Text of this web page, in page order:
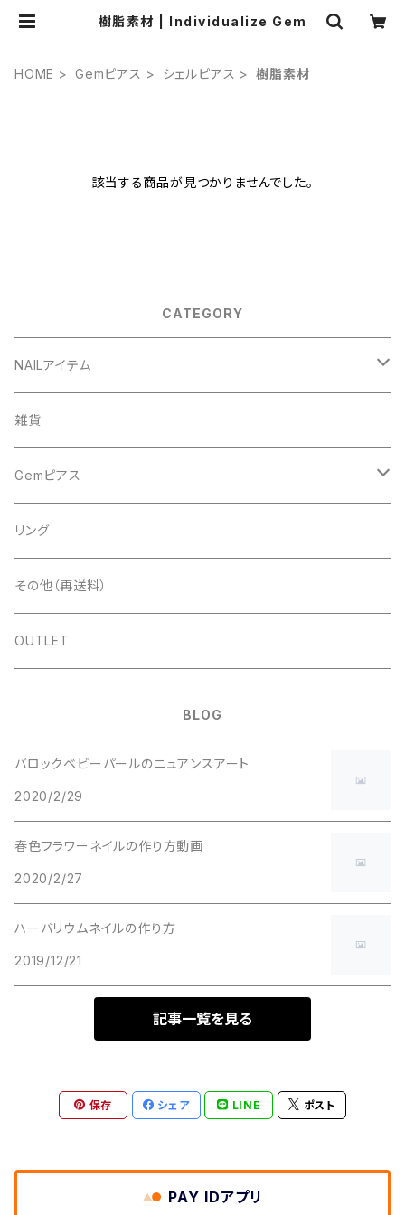
樹脂素材 | Individualize Gem
HOME Gemピアス シェルピアス 樹脂素材
該当する商品が見つかりませんでした。
CATEGORY
NAILアイテム
アート
ドライフラワー
シェル
ネイルツール
ライト
ディスプレイ
雑貨
Gemピアス
シェルピアス
ゴールド
シルバー
樹脂素材
パールピアス
ゴールド
ピンクゴールド
リング
その他（再送料）
OUTLET
BLOG
バロックベビーパールのニュアンスアート
2020/2/29
春色フラワーネイルの作り方動画
2020/2/27
ハーバリウムネイルの作り方
2019/12/21
記事一覧を見る
保存 シェア LINE ポスト
PAY IDアプリ